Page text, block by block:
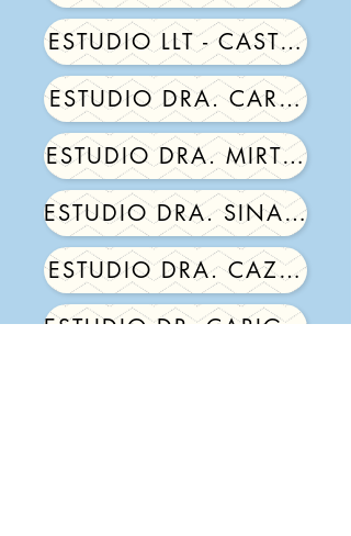
ESTUDIO LLT - CASTELAR
ESTUDIO DRA. CARLA
ESTUDIO DRA. MIRTA
ESTUDIO DRA. SINATRA -
ESTUDIO DRA.
ESTUDIO DR.